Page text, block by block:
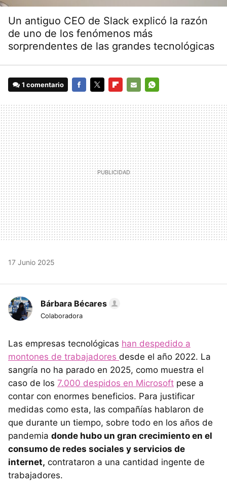
Un antiguo CEO de Slack explicó la razón
de uno de los fenómenos más
sorprendentes de las grandes tecnológicas
1 comentario
MAIL
17 Junio 2025
Bárbara Bécares
Colaboradora
Las empresas tecnológicas han despedido a
montones de trabajadores desde el año 2022. La
sangría no ha parado en 2025, como muestra el
caso de los 7.000 despidos en Microsoft pese a
contar con enormes beneficios. Para justificar
medidas como esta, las compañías hablaron de
que durante un tiempo, sobre todo en los años de
pandemia donde hubo un gran crecimiento en el
consumo de redes sociales y servicios de
internet, contrataron a una cantidad ingente de
trabajadores.